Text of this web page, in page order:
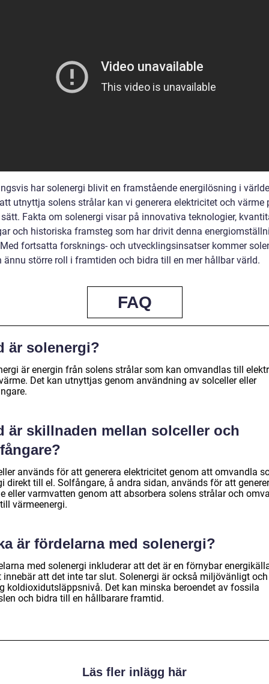
har solenergi blivit en framstående energilösning i
utnyttja solens strålar kan vi generera elektricitet och värme
Fakta om solenergi visar på innovativa teknologier,
och historiska framsteg som har drivit denna
fortsatta forsknings- och utvecklingsinsatser kommer
ännu större roll i framtiden och bidra till en mer hållbar värld.
FAQ
är solenergi?
är energin från solens strålar som kan omvandlas till
Det kan utnyttjas genom användning av solceller eller
är skillnaden mellan solceller och
används för att generera elektricitet genom att omvandla
direkt till el. Solfångare, å andra sidan, används för att
eller varmvatten genom att absorbera solens strålar och
värmeenergi.
är fördelarna med solenergi?
med solenergi inkluderar att det är en förnybar
innebär att det inte tar slut. Solenergi är också miljövänligt
koldioxidutsläppsnivå. Det kan minska beroendet av fossila
och bidra till en hållbarare framtid.
Läs fler inlägg här